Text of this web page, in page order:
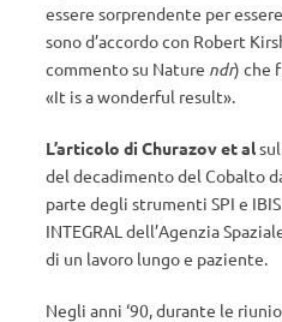
essere sorprendente per
sono d’accordo con Robert
commento su Nature ndr) che
«It is a wonderful result».
L’articolo di Churazov et al
del decadimento del Cobalto
parte degli strumenti SPI e
INTEGRAL dell’Agenzia
di un lavoro lungo e paziente.
Negli anni ‘90, durante le